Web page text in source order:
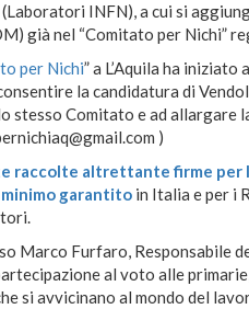
INFN), a cui si
già nel “Comitato per Nichi”
per Nichi” a L’Aquila ha
la candidatura di
stesso Comitato e ad allargare
)
raccolte altrettante firme per
garantito in Italia e per i
Marco Furfaro, Responsabile
al voto alle
si avvicinano al mondo del